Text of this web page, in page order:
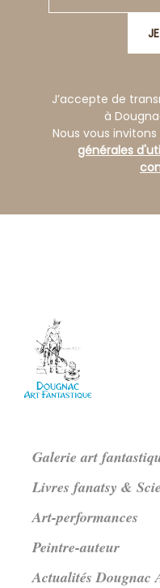
J’accepte de
à
Nous vous
générales
Galerie art
Livres fanatsy &
Art-performances
Peintre-auteur
Actualités Dougnac